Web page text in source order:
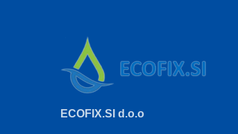
ECOFIX.SI d.o.o